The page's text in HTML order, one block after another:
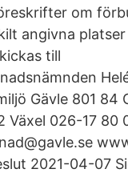
om
angivna platser
till
Gävle 801 84
Växel 026-17 80
2021-04-07